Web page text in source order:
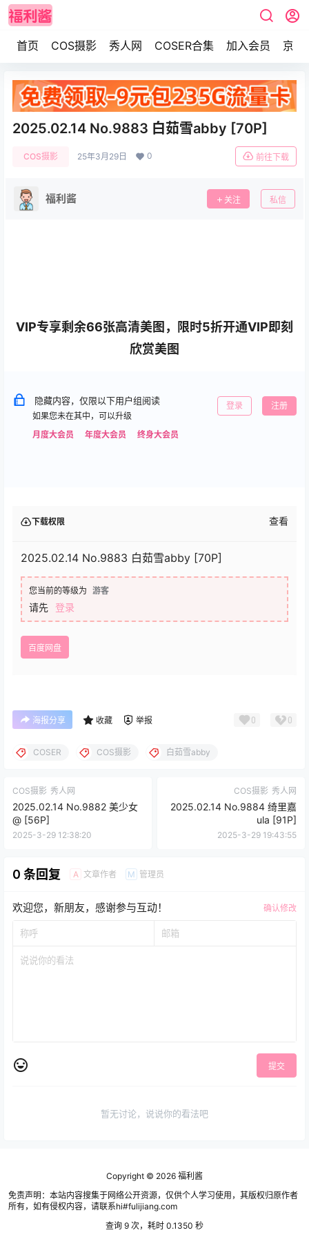
首页 COS摄影 秀人网 COSER合集 加入会员 京东
2025.02.14 No.9883 白茹雪abby [70P]
COS摄影 25年3月29日 0 前往下载
福利酱 关注 私信
VIP专享剩余66张高清美图，限时5折开通VIP即刻
欣赏美图
隐藏内容，仅限以下用户组阅读
如果您未在其中，可以升级
月度大会员
年度大会员 终身大会员
登录 注册
下载权限 查看
2025.02.14 No.9883 白茹雪abby [70P]
您当前的等级为 游客
请先 登录
百度网盘
海报分享 收藏 举报 0 0
COSER COS摄影 白茹雪abby
COS摄影 秀人网
2025.02.14 No.9882 美少女
@ [56P]
2025-3-29 12:38:20
COS摄影 秀人网
2025.02.14 No.9884 绮里嘉
ula [91P]
2025-3-29 19:43:55
0 条回复 A 文章作者 M 管理员
欢迎您，新朋友，感谢参与互动！ 确认修改
提交
暂无讨论，说说你的看法吧
Copyright © 2026 福利酱
免责声明：本站内容搜集于网络公开资源，仅供个人学习使用，其版权归原作者
所有，如有侵权内容，请联系hi#fulijiang.com
查询 9 次，耗时 0.1350 秒